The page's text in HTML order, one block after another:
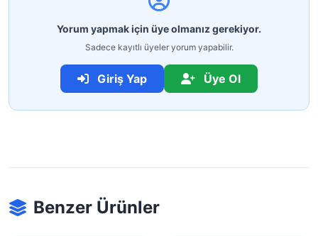
Yorum yapmak için üye olmanız gerekiyor.
Sadece kayıtlı üyeler yorum yapabilir.
Giriş Yap Üye Ol
Benzer Ürünler